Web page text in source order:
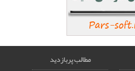
مطالب پربازدید